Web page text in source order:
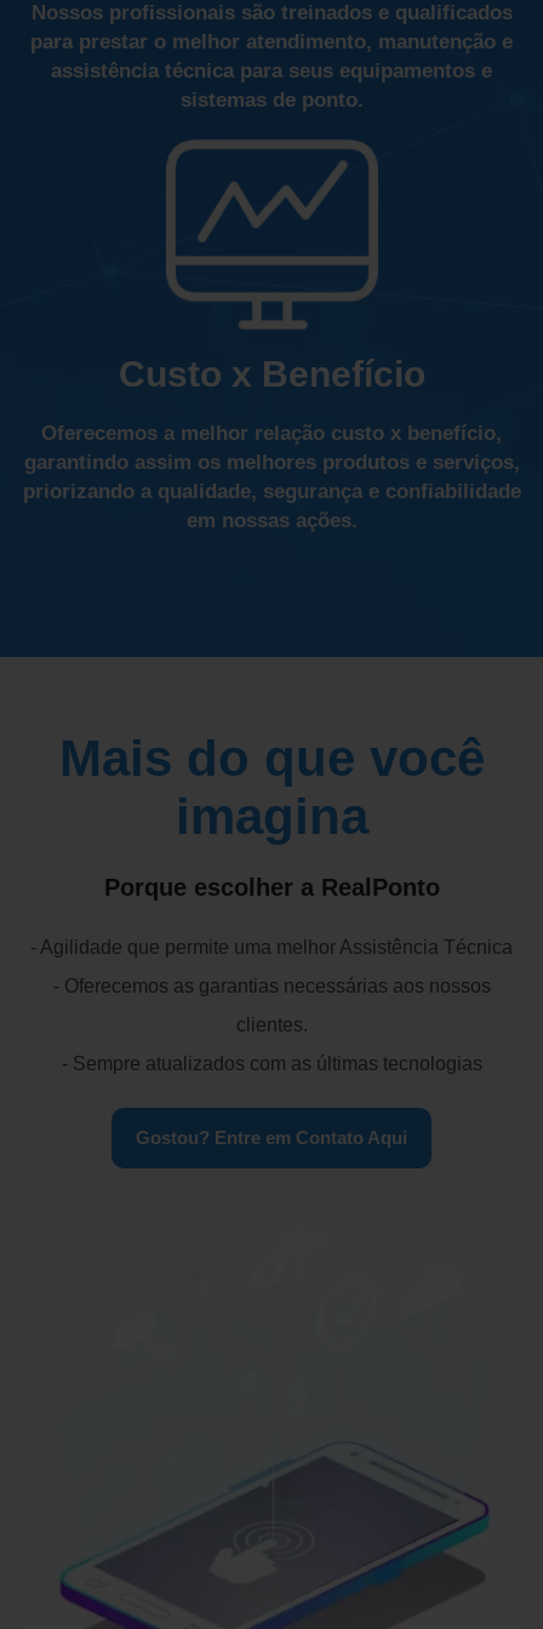
Nossos profissionais são treinados e qualificados
para prestar o melhor atendimento, manutenção e
assistência técnica para seus equipamentos e
sistemas de ponto.
Custo x Benefício
Oferecemos a melhor relação custo x benefício,
garantindo assim os melhores produtos e serviços,
priorizando a qualidade, segurança e confiabilidade
em nossas ações.
Mais do que você
imagina
Porque escolher a RealPonto
- Agilidade que permite uma melhor Assistência Técnica
- Oferecemos as garantias necessárias aos nossos
clientes.
- Sempre atualizados com as últimas tecnologias
Gostou? Entre em Contato Aqui